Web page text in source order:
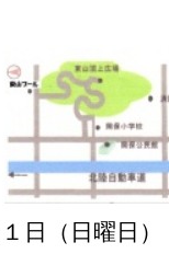
日（日曜日）